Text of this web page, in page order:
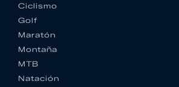
Ciclismo
Golf
Maratón
Montaña
MTB
Natación